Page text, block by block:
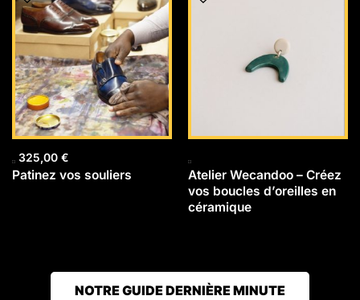
325,00 €
Patinez vos souliers
Atelier Wecandoo – Créez
vos boucles d’oreilles en
céramique
NOTRE GUIDE DERNIÈRE MINUTE